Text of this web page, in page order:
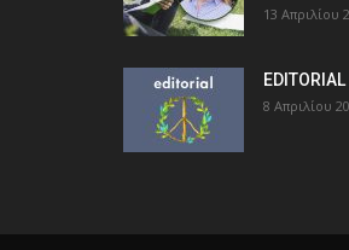
13 Απριλίου
8 Απριλίου